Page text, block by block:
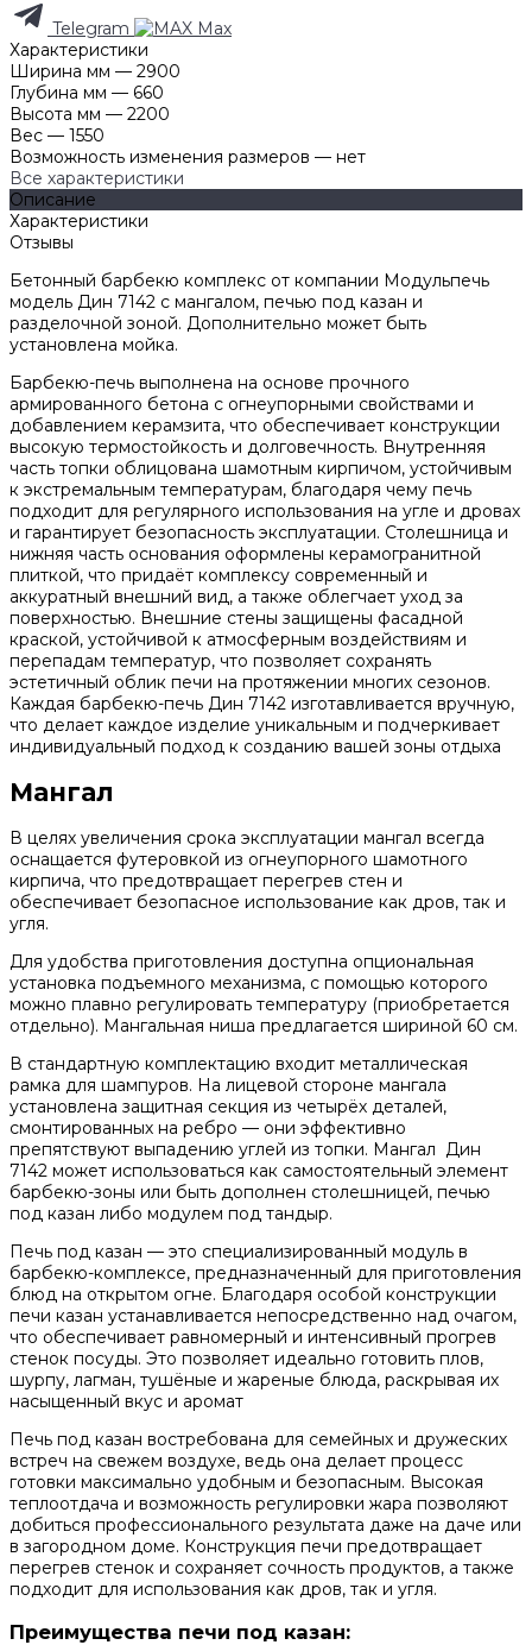
Telegram
Max
Характеристики
Ширина мм — 2900
Глубина мм — 660
Высота мм — 2200
Вес — 1550
Возможность изменения размеров — нет
Все характеристики
Описание
Характеристики
Отзывы
Бетонный барбекю комплекс от компании Модульпечь
модель Дин 7142 с мангалом, печью под казан и
разделочной зоной. Дополнительно может быть
установлена мойка.
Барбекю-печь выполнена на основе прочного
армированного бетона с огнеупорными свойствами и
добавлением керамзита, что обеспечивает конструкции
высокую термостойкость и долговечность. Внутренняя
часть топки облицована шамотным кирпичом, устойчивым
к экстремальным температурам, благодаря чему печь
подходит для регулярного использования на угле и дровах
и гарантирует безопасность эксплуатации. Столешница и
нижняя часть основания оформлены керамогранитной
плиткой, что придаёт комплексу современный и
аккуратный внешний вид, а также облегчает уход за
поверхностью. Внешние стены защищены фасадной
краской, устойчивой к атмосферным воздействиям и
перепадам температур, что позволяет сохранять
эстетичный облик печи на протяжении многих сезонов.
Каждая барбекю-печь Дин 7142 изготавливается вручную,
что делает каждое изделие уникальным и подчеркивает
индивидуальный подход к созданию вашей зоны отдыха
Мангал
В целях увеличения срока эксплуатации мангал всегда
оснащается футеровкой из огнеупорного шамотного
кирпича, что предотвращает перегрев стен и
обеспечивает безопасное использование как дров, так и
угля.
Для удобства приготовления доступна опциональная
установка подъемного механизма, с помощью которого
можно плавно регулировать температуру (приобретается
отдельно). Мангальная ниша предлагается шириной 60 см.
В стандартную комплектацию входит металлическая
рамка для шампуров. На лицевой стороне мангала
установлена защитная секция из четырёх деталей,
смонтированных на ребро — они эффективно
препятствуют выпадению углей из топки. Мангал Дин
7142 может использоваться как самостоятельный элемент
барбекю-зоны или быть дополнен столешницей, печью
под казан либо модулем под тандыр.
Печь под казан — это специализированный модуль в
барбекю-комплексе, предназначенный для приготовления
блюд на открытом огне. Благодаря особой конструкции
печи казан устанавливается непосредственно над очагом,
что обеспечивает равномерный и интенсивный прогрев
стенок посуды. Это позволяет идеально готовить плов,
шурпу, лагман, тушёные и жареные блюда, раскрывая их
насыщенный вкус и аромат
Печь под казан востребована для семейных и дружеских
встреч на свежем воздухе, ведь она делает процесс
готовки максимально удобным и безопасным. Высокая
теплоотдача и возможность регулировки жара позволяют
добиться профессионального результата даже на даче или
в загородном доме. Конструкция печи предотвращает
перегрев стенок и сохраняет сочность продуктов, а также
подходит для использования как дров, так и угля.
Преимущества печи под казан: